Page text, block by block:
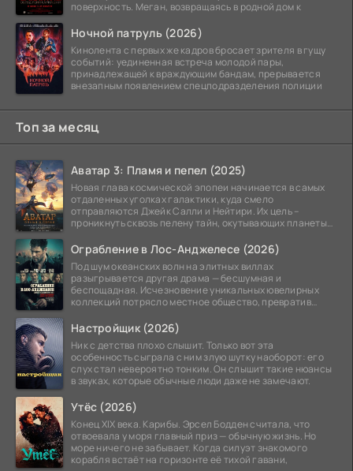
поверхность. Меган, возвращаясь в родной дом к
Ночной патруль (2026)
Кинолента с первых же кадров бросает зрителя в гущу
событий: уединенная встреча молодой пары,
принадлежащей к враждующим бандам, прерывается
внезапным появлением спецподразделения полиции
Топ за месяц
Аватар 3: Пламя и пепел (2025)
Новая глава космической эпопеи начинается в самых
отдаленных уголках галактики, куда смело
отправляются Джейк Салли и Нейтири. Их цель –
проникнуть сквозь пелену тайн, окутывающих планеты
Ограбление в Лос-Анджелесе (2026)
Под шум океанских волн на элитных виллах
разыгрывается другая драма — бесшумная и
беспощадная. Исчезновение уникальных ювелирных
коллекций потрясло местное общество, превратив
Настройщик (2026)
Ник с детства плохо слышит. Только вот эта
особенность сыграла с ним злую шутку наоборот: его
слух стал невероятно тонким. Он слышит такие нюансы
в звуках, которые обычные люди даже не замечают.
Утёс (2026)
Конец XIX века. Карибы. Эрсел Бодден считала, что
отвоевала у моря главный приз — обычную жизнь. Но
море ничего не забывает. Когда силуэт знакомого
корабля встаёт на горизонте её тихой гавани,